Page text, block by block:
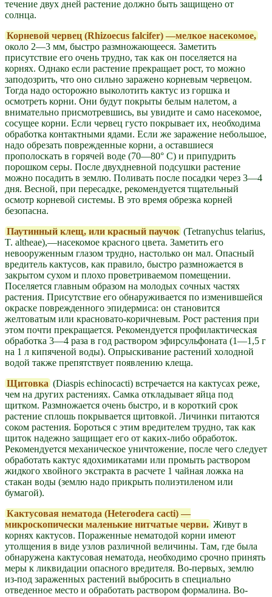
течение двух дней растение должно быть защищено от
солнца.
Корневой червец (Rhizoecus falcifer) —мелкое насекомое,
около 2—3 мм, быстро размножающееся. Заметить
присутствие его очень трудно, так как он поселяется на
корнях. Однако если растение прекращает рост, то можно
заподозрить, что оно сильно заражено корневым червецом.
Тогда надо осторожно выколотить кактус из горшка и
осмотреть корни. Они будут покрыты белым налетом, а
внимательно присмотревшись, вы увидите и само насекомое,
сосущее корни. Если червец густо покрывает их, необходима
обработка контактными ядами. Если же заражение небольшое,
надо обрезать поврежденные корни, а оставшиеся
прополоскать в горячей воде (70—80° С) и припудрить
порошком серы. После двухдневной подсушки растение
можно посадить в землю. Поливать после посадки через 3—4
дня. Весной, при пересадке, рекомендуется тщательный
осмотр корневой системы. В это время обрезка корней
безопасна.
Паутинный клещ, или красный паучок (Tetranychus telarius,
T. altheae),—насекомое красного цвета. Заметить его
невооруженным глазом трудно, настолько он мал. Опасный
вредитель кактусов, как правило, быстро размножается в
закрытом сухом и плохо проветриваемом помещении.
Поселяется главным образом на молодых сочных частях
растения. Присутствие его обнаруживается по изменившейся
окраске поврежденного эпидермиса: он становится
желтоватым или красновато-коричневым. Рост растения при
этом почти прекращается. Рекомендуется профилактическая
обработка 3—4 раза в год раствором эфирсульфоната (1—1,5 г
на 1 л кипяченой воды). Опрыскивание растений холодной
водой также препятствует появлению клеща.
Щитовка (Diaspis echinocacti) встречается на кактусах реже,
чем на других растениях. Самка откладывает яйца под
щитком. Размножается очень быстро, и в короткий срок
растение сплошь покрывается щитовкой. Личинки питаются
соком растения. Бороться с этим вредителем трудно, так как
щиток надежно защищает его от каких-либо обработок.
Рекомендуется механическое уничтожение, после чего следует
обработать кактус ядохимикатами или промыть раствором
жидкого хвойного экстракта в расчете 1 чайная ложка на
стакан воды (землю надо прикрыть полиэтиленом или
бумагой).
Кактусовая нематода (Heterodera cacti) —
микроскопически маленькие нитчатые черви. Живут в
корнях кактусов. Пораженные нематодой корни имеют
утолщения в виде узлов различной величины. Там, где была
обнаружена кактусовая нематода, необходимо срочно принять
меры к ликвидации опасного вредителя. Во-первых, землю
из-под зараженных растений выбросить в специально
отведенное место и обработать раствором формалина. Во-